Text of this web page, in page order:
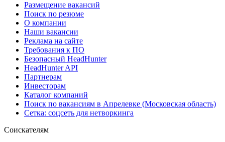
Размещение вакансий
Поиск по резюме
О компании
Наши вакансии
Реклама на сайте
Требования к ПО
Безопасный HeadHunter
HeadHunter API
Партнерам
Инвесторам
Каталог компаний
Поиск по вакансиям в Апрелевке (Московская область)
Сетка: соцсеть для нетворкинга
Соискателям